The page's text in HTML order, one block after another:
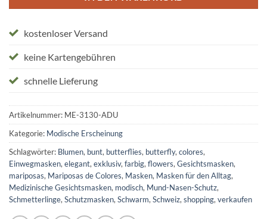
kostenloser Versand
keine Kartengebühren
schnelle Lieferung
Artikelnummer: ME-3130-ADU
Kategorie: Modische Erscheinung
Schlagwörter: Blumen, bunt, butterflies, butterfly, colores,
Einwegmasken, elegant, exklusiv, farbig, flowers, Gesichtsmasken,
mariposas, Mariposas de Colores, Masken, Masken für den Alltag,
Medizinische Gesichtsmasken, modisch, Mund-Nasen-Schutz,
Schmetterlinge, Schutzmasken, Schwarm, Schweiz, shopping, verkaufen